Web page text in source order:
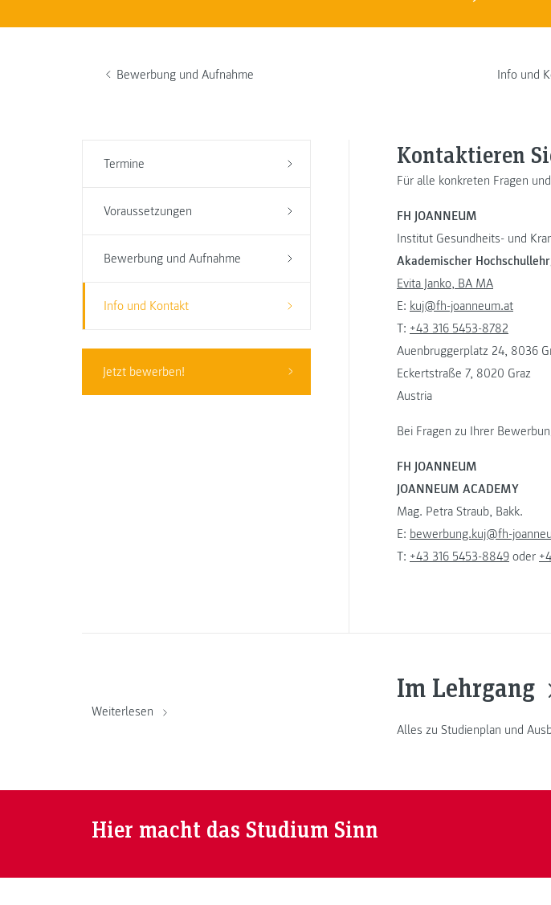
Bewerbung und Aufnahme Info und
Termine
Voraussetzungen
Bewerbung und Aufnahme
Info und Kontakt
Jetzt bewerben!
Kontaktieren
Für alle konkreten Fragen
FH JOANNEUM
Institut Gesundheits- und
Akademischer
Evita Janko, BA MA
E: kuj@fh-joanneum.at
T: +43 316 5453-8782
Auenbruggerplatz 24, 8036
Eckertstraße 7, 8020 Graz
Austria
Bei Fragen zu Ihrer
FH JOANNEUM
JOANNEUM ACADEMY
Mag. Petra Straub, Bakk.
E: bewerbung.kuj@fh-
T: +43 316 5453-8849 oder
Weiterlesen
Im Lehrgang
Alles zu Studienplan und
Hier macht das Studium Sinn